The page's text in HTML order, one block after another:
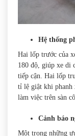
Hệ thống
Hai lốp trước của
180 độ, giúp xe di
tiếp cận. Hai lốp
tỉ lệ giật khi phanh
làm việc trên sàn
Cảnh báo
Một trong những